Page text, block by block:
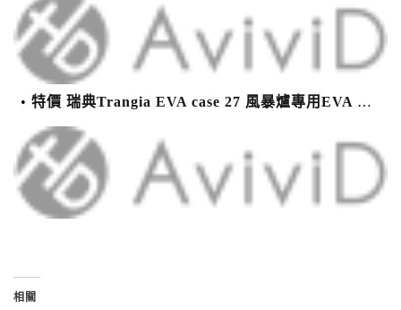
特價 瑞典Trangia EVA case 27 風暴爐專用EVA 防護外盒(小)-黑
相關